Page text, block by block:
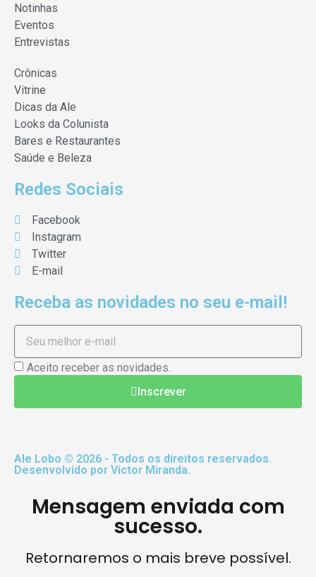
Notinhas
Eventos
Entrevistas
Crônicas
Vitrine
Dicas da Ale
Looks da Colunista
Bares e Restaurantes
Saúde e Beleza
Redes Sociais
Facebook
Instagram
Twitter
E-mail
Receba as novidades no seu e-mail!
Aceito receber as novidades.
Inscrever
Ale Lobo © 2026 - Todos os direitos reservados.
Desenvolvido por Victor Miranda.
Mensagem enviada com
sucesso.
Retornaremos o mais breve possível.